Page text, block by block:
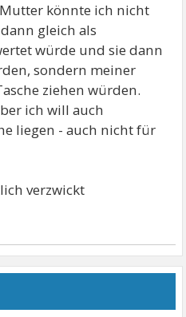
könnte ich nicht
gleich als
würde und sie dann
sondern meiner
ziehen würden.
ich will auch
liegen - auch nicht für
verzwickt